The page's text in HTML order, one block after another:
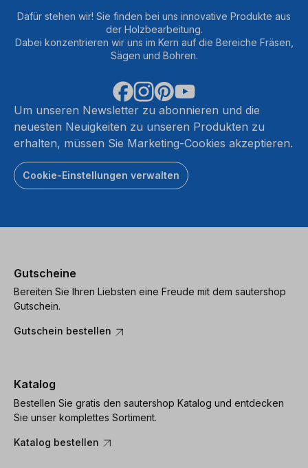
Dafür stehen wir! Sie finden bei uns innovative Produkte aus
der Holzbearbeitung.
Dabei konzentrieren wir uns im Kern auf die Bereiche Fräsen,
Sägen und Bohren.
Um unseren Newsletter zu abonnieren und die
neuesten Neuigkeiten zu unseren Produkten zu
erhalten, müssen Sie Marketing-Cookies akzeptieren.
Cookie-Einstellungen verwalten
Gutscheine
Bereiten Sie Ihren Liebsten eine Freude mit dem sautershop
Gutschein.
Gutschein bestellen
Katalog
Bestellen Sie gratis den sautershop Katalog und entdecken
Sie unser komplettes Sortiment.
Katalog bestellen